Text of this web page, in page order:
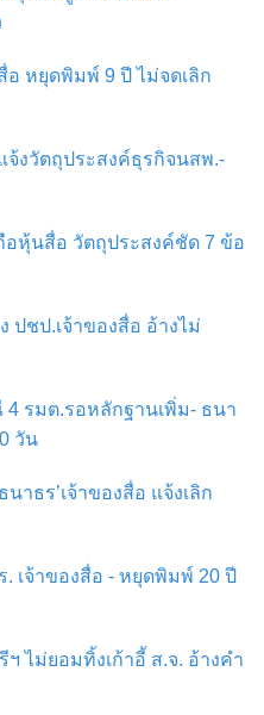
อ หยุดพิมพ์ 9 ปี ไม่จดเลิก
จ้งวัตถุประสงค์ธุรกิจนสพ.-
หุ้นสื่อ วัตถุประสงค์ชัด 7 ข้อ
ปชป.เจ้าของสื่อ อ้างไม่
รมต.รอหลักฐานเพิ่ม- ธนา
วัน
าธร’เจ้าของสื่อ แจ้งเลิก
เจ้าของสื่อ - หยุดพิมพ์ 20 ปี
ไม่ยอมทิ้งเก้าอี้ ส.จ. อ้างคำ